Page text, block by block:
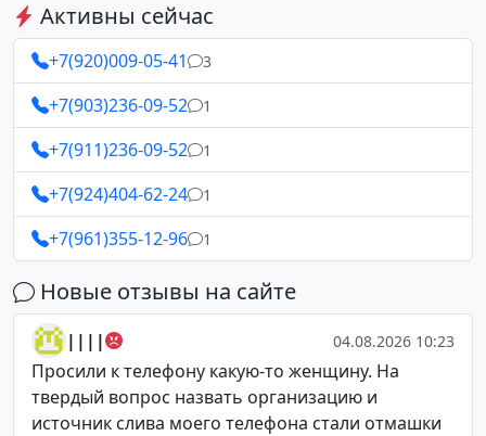
Активны сейчас
+7(920)009-05-41 3
+7(903)236-09-52 1
+7(911)236-09-52 1
+7(924)404-62-24 1
+7(961)355-12-96 1
Новые отзывы на сайте
|||| 04.08.2026 10:23
Просили к телефону какую-то женщину. На
твердый вопрос назвать организацию и
источник слива моего телефона стали отмашки